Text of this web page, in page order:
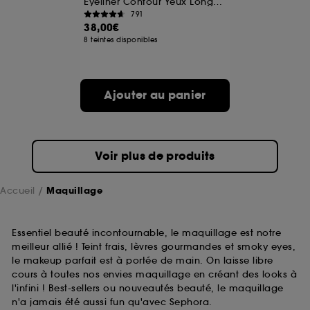
791
38,00€
8 teintes disponibles
Ajouter au panier
Voir plus de produits
Accueil Maquillage
Essentiel beauté incontournable, le maquillage est notre
meilleur allié ! Teint frais, lèvres gourmandes et smoky eyes,
le makeup parfait est à portée de main. On laisse libre
cours à toutes nos envies maquillage en créant des looks à
l'infini ! Best-sellers ou nouveautés beauté, le maquillage
n'a jamais été aussi fun qu'avec Sephora.
A l'exception des cookies techniques, le dépôt et la
lecture de ces traceurs requiert votre accord. Vous
choix" ci-dessous ou décider de "tout accepter".
Sephora pourra associer les informations de
navigation collectées par ces Cookies, pour les
sur "continuer sans accepter". Voous pouvez à tout
moment choisir de retirer votrte consentement. Si vous
souhaitez obtenir plus d'information sur les cookies